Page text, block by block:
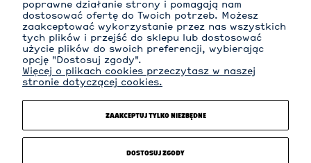
INFORMACJE
poprawne działanie strony i pomagają nam
dostosować ofertę do Twoich potrzeb. Możesz
zaakceptować wykorzystanie przez nas wszystkich
tych plików i przejść do sklepu lub dostosować
użycie plików do swoich preferencji, wybierając
opcję "Dostosuj zgody".
Więcej o plikach cookies przeczytasz w naszej
stronie dotyczącej cookies.
ZAAKCEPTUJ TYLKO NIEZBĘDNE
DOSTOSUJ ZGODY